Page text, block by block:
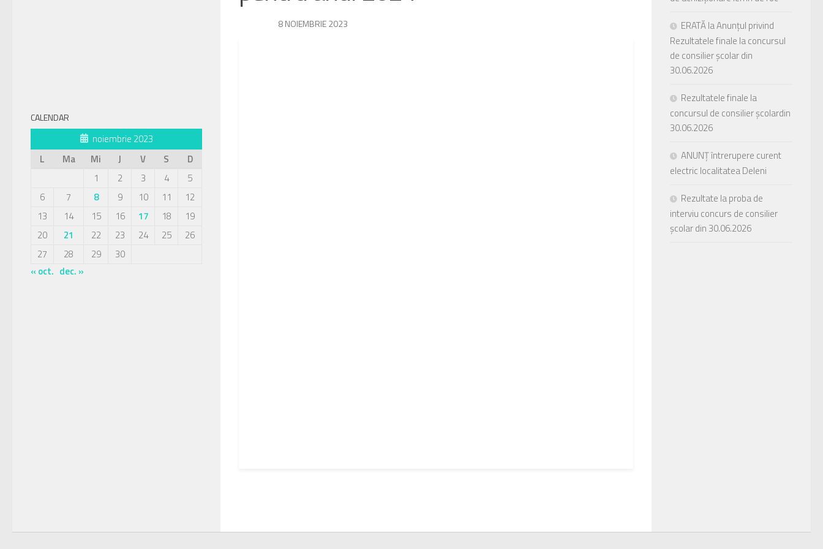
· PUBLICAT8 NOIEMBRIE 2023
CALENDAR
noiembrie 2023
L
Ma Mi J V S
D
1
2 3 4
5
6
7 8 9 10 11
12
13
14 15 16 17 18
19
20
21 22 23 24 25
26
27
28 29
30
« oct. dec. »
ERATĂ la Anunțul privind
Rezultatele finale la concursul
de consilier școlar din
30.06.2026
Rezultatele finale la
concursul de consilier școlardin
30.06.2026
ANUNȚ întrerupere curent
electric localitatea Deleni
Rezultate la proba de
interviu concurs de consilier
școlar din 30.06.2026